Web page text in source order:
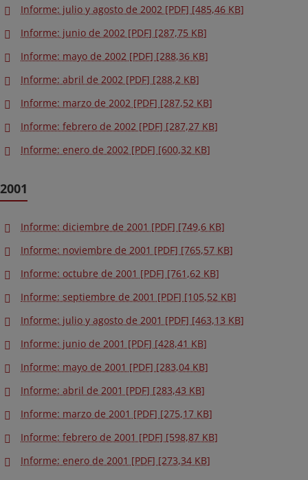
Informe: julio y agosto de 2002 [PDF] [485,46 KB]
Informe: junio de 2002 [PDF] [287,75 KB]
Informe: mayo de 2002 [PDF] [288,36 KB]
Informe: abril de 2002 [PDF] [288,2 KB]
Informe: marzo de 2002 [PDF] [287,52 KB]
Informe: febrero de 2002 [PDF] [287,27 KB]
Informe: enero de 2002 [PDF] [600,32 KB]
2001
Informe: diciembre de 2001 [PDF] [749,6 KB]
Informe: noviembre de 2001 [PDF] [765,57 KB]
Informe: octubre de 2001 [PDF] [761,62 KB]
Informe: septiembre de 2001 [PDF] [105,52 KB]
Informe: julio y agosto de 2001 [PDF] [463,13 KB]
Informe: junio de 2001 [PDF] [428,41 KB]
Informe: mayo de 2001 [PDF] [283,04 KB]
Informe: abril de 2001 [PDF] [283,43 KB]
Informe: marzo de 2001 [PDF] [275,17 KB]
Informe: febrero de 2001 [PDF] [598,87 KB]
Informe: enero de 2001 [PDF] [273,34 KB]